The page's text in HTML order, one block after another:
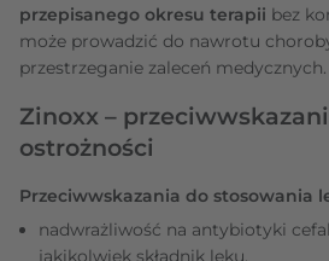
przepisanego okresu terapii bez
może prowadzić do nawrotu
przestrzeganie zaleceń medycznych.
Zinoxx –
ostrożności
Przeciwwskazania do stosowania
nadwrażliwość na antybiotyki
jakikolwiek składnik leku,